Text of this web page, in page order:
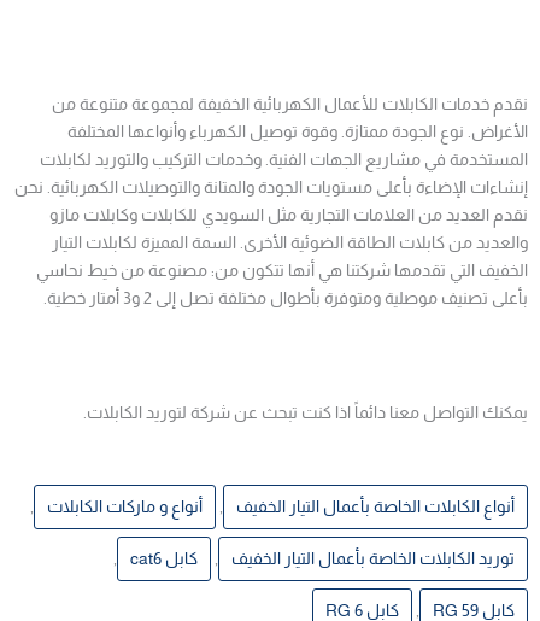
نقدم خدمات الكابلات للأعمال الكهربائية الخفيفة لمجموعة متنوعة من
الأغراض. نوع الجودة ممتازة. وقوة توصيل الكهرباء وأنواعها المختلفة
المستخدمة في مشاريع الجهات الفنية. وخدمات التركيب والتوريد لكابلات
إنشاءات الإضاءة بأعلى مستويات الجودة والمتانة والتوصيلات الكهربائية. نحن
نقدم العديد من العلامات التجارية مثل السويدي للكابلات وكابلات مازو
والعديد من كابلات الطاقة الضوئية الأخرى. السمة المميزة لكابلات التيار
الخفيف التي تقدمها شركتنا هي أنها تتكون من: مصنوعة من خيط نحاسي
بأعلى تصنيف موصلية ومتوفرة بأطوال مختلفة تصل إلى 2 و3 أمتار خطية.
يمكنك التواصل معنا دائماً اذا كنت تبحث عن شركة لتوريد الكابلات.
أنواع الكابلات الخاصة بأعمال التيار الخفيف أنواع و ماركات الكابلات
توريد الكابلات الخاصة بأعمال التيار الخفيف كابل cat6
كابل RG 59 كابل RG 6